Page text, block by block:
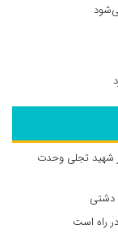
شهید تجلی وحدت
دشتی
راه است